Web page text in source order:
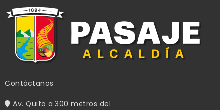
Contáctanos
Av. Quito a 300 metros del